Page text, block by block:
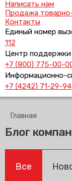
Написать нам
Продажа
Контакты
Единый номер
112
Центр
+7 (800) 775-00-
Информационно-
+7 (4242) 71-29-94
Главная
Блог
Все